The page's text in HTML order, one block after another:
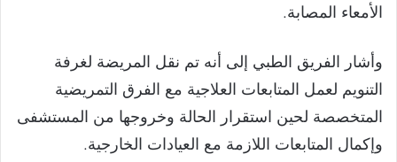
الأمعاء المصابة.
وأشار الفريق الطبي إلى أنه تم نقل المريضة لغرفة
التنويم لعمل المتابعات العلاجية مع الفرق التمريضية
المتخصصة لحين استقرار الحالة وخروجها من المستشفى
وإكمال المتابعات اللازمة مع العيادات الخارجية.